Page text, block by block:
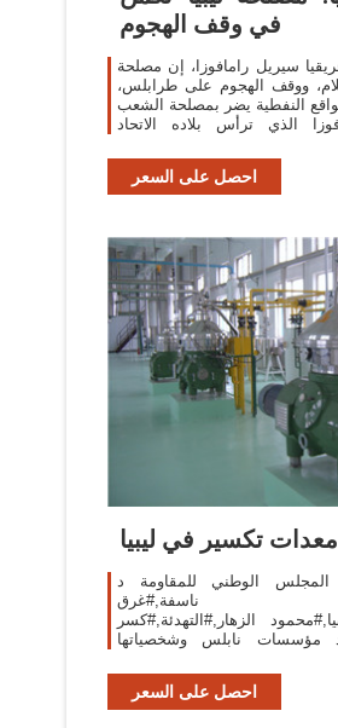
في وقف الهجوم
سيريل رامافوزا، إن مصلحة
ووقف الهجوم على طرابلس،
النفطية يضر بمصلحة الشعب
الذي ترأس بلاده الاتحاد
احصل على السعر
معدات تكسير في ليبيا
الوطني للمقاومة د
ناسفة,#غرق
الزهار,#التهدئة,#كسر
مؤسسات نابلس وشخصياتها
تفاصيل اكثر صانع .
احصل على السعر